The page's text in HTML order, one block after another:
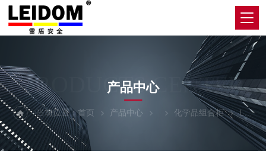
PRODUCTS CENTER
产品中心
当前位置：首页 产品中心 化学品组合柜 LDGBH302-L化学品安全柜